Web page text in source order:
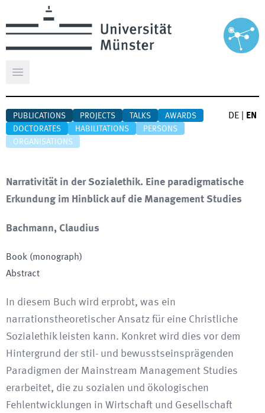
Open main menu
PUBLICATIONS PROJECTS TALKS
AWARDS
DOCTORATES
HABILITATIONS
PERSONS
ORGANISATIONS
DE EN
Narrativität in der Sozialethik. Eine paradigmatische
Erkundung im Hinblick auf die Management Studies
Bachmann, Claudius
Book (monograph)
Abstract
In diesem Buch wird erprobt, was ein
narrationstheoretischer Ansatz für eine Christliche
Sozialethik leisten kann. Konkret wird dies vor dem
Hintergrund der stil- und bewusstseinsprägenden
Paradigmen der Mainstream Management Studies
erarbeitet, die zu sozialen und ökologischen
Fehlentwicklungen in Wirtschaft und Gesellschaft